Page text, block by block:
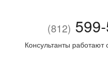
(812)
Консультанты